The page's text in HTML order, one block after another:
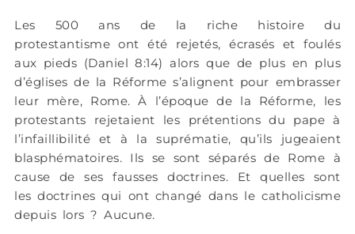
Les 500 ans de la riche histoire du
protestantisme ont été rejetés, écrasés et foulés
aux pieds (Daniel 8:14) alors que de plus en plus
d’églises de la Réforme s’alignent pour embrasser
leur mère, Rome. À l’époque de la Réforme, les
protestants rejetaient les prétentions du pape à
l’infaillibilité et à la suprématie, qu’ils jugeaient
blasphématoires. Ils se sont séparés de Rome à
cause de ses fausses doctrines. Et quelles sont
les doctrines qui ont changé dans le catholicisme
depuis lors ? Aucune.